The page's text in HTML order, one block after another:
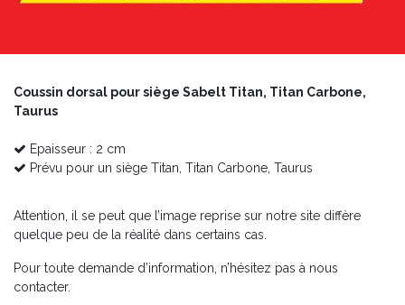
Coussin dorsal pour siège Sabelt Titan, Titan Carbone,
Taurus
Epaisseur : 2 cm
Prévu pour un siège Titan, Titan Carbone, Taurus
Attention, il se peut que l’image reprise sur notre site diffère
quelque peu de la réalité dans certains cas.
Pour toute demande d’information, n’hésitez pas à nous
contacter.